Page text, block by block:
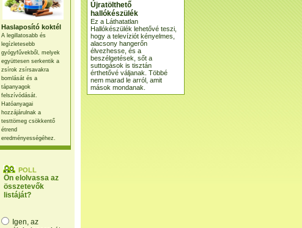
Haslaposító koktél
A legillatosabb és
legízletesebb
gyógyfűvekből, melyek
együttesen serkentik a
zsírok zsírsavakra
bomlását és a
tápanyagok
felszívódását.
Hatóanyagai
hozzájárulnak a
testtömeg csökkentő
étrend
eredményességéhez.
POLL
Ön elolvassa az
összetevők
listáját?
Igen, az
Újratölthető
hallókészülék
Ez a Láthatatlan
Hallókészülék lehetővé teszi,
hogy a televíziót kényelmes,
alacsony hangerőn
élvezhesse, és a
beszélgetések, sőt a
suttogások is tisztán
érthetővé váljanak. Többé
nem marad le arról, amit
mások mondanak.